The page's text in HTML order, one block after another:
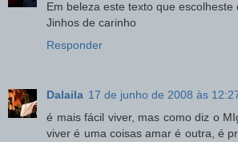
Em beleza este texto que escolheste
Jinhos de carinho
Responder
Dalaila 17 de junho de 2008 às
é mais fácil viver, mas como diz o
viver é uma coisas amar é outra, é